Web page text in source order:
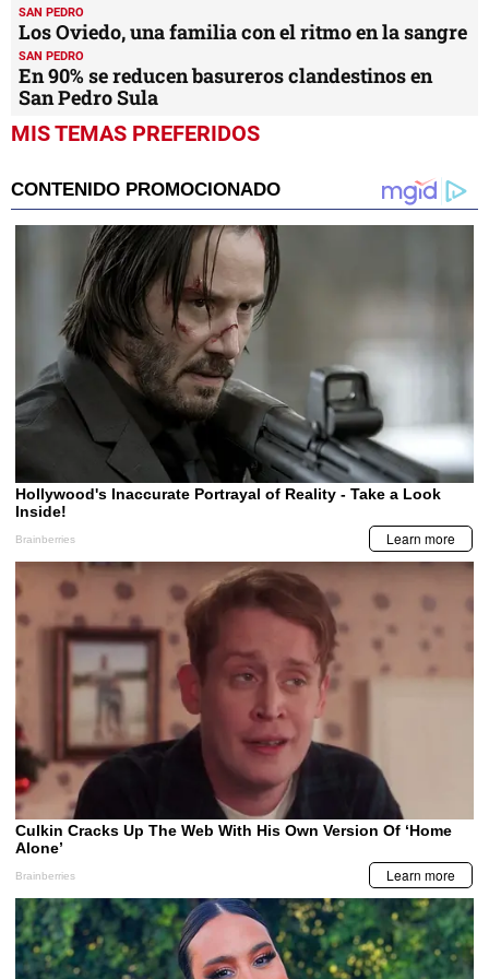
SAN PEDRO
Los Oviedo, una familia con el ritmo en la sangre
SAN PEDRO
En 90% se reducen basureros clandestinos en
San Pedro Sula
MIS TEMAS PREFERIDOS